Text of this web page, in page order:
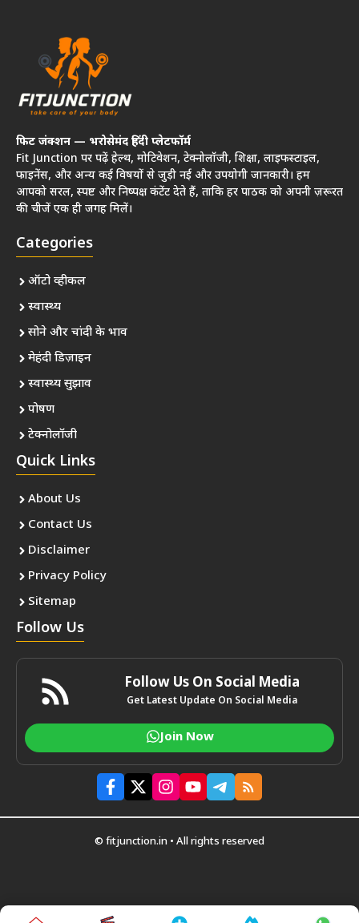
फिट जंक्शन — भरोसेमंद हिंदी प्लेटफॉर्म
Fit Junction पर पढ़ें हेल्थ, मोटिवेशन, टेक्नोलॉजी, शिक्षा, लाइफस्टाइल,
फाइनेंस, और अन्य कई विषयों से जुड़ी नई और उपयोगी जानकारी। हम
आपको सरल, स्पष्ट और निष्पक्ष कंटेंट देते हैं, ताकि हर पाठक को अपनी ज़रूरत
की चीजें एक ही जगह मिलें।
Categories
ऑटो व्हीकल
स्वास्थ्य
सोने और चांदी के भाव
मेहंदी डिज़ाइन
स्वास्थ्य सुझाव
पोषण
टेक्नोलॉजी
Quick Links
About Us
Contact Us
Disclaimer
Privacy Policy
Sitemap
Follow Us
Follow Us On Social Media
Get Latest Update On Social Media
Join Now
© fitjunction.in • All rights reserved